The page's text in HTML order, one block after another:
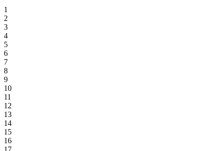
1
2
3
4
5
6
7
8
9
10
11
12
13
14
15
16